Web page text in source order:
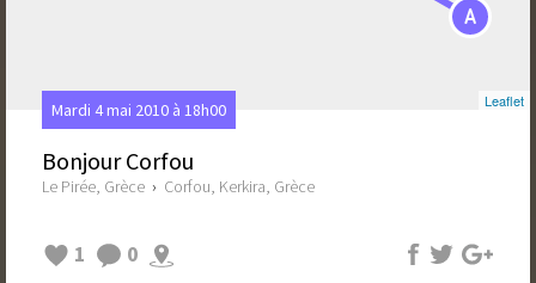
A
Leaflet
Mardi 4 mai 2010 à 18h00
Bonjour Corfou
Le Pirée, Grèce › Corfou, Kerkira, Grèce
1 0